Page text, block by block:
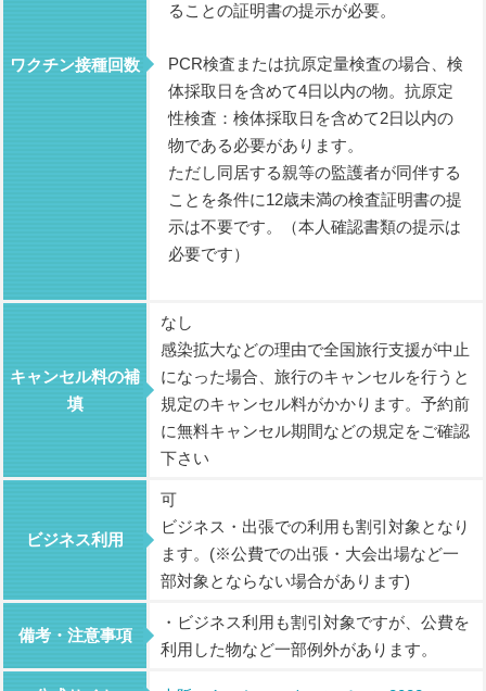
ワクチン接種回数
ることの証明書の提示が必要。
PCR検査または抗原定量検査の場合、検
体採取日を含めて4日以内の物。抗原定
性検査：検体採取日を含めて2日以内の
物である必要があります。
ただし同居する親等の監護者が同伴する
ことを条件に12歳未満の検査証明書の提
示は不要です。（本人確認書類の提示は
必要です）
キャンセル料の補
填
なし
感染拡大などの理由で全国旅行支援が中止
になった場合、旅行のキャンセルを行うと
規定のキャンセル料がかかります。予約前
に無料キャンセル期間などの規定をご確認
下さい
ビジネス利用
可
ビジネス・出張での利用も割引対象となり
ます。(※公費での出張・大会出場など一
部対象とならない場合があります)
備考・注意事項
・ビジネス利用も割引対象ですが、公費を
利用した物など一部例外があります。